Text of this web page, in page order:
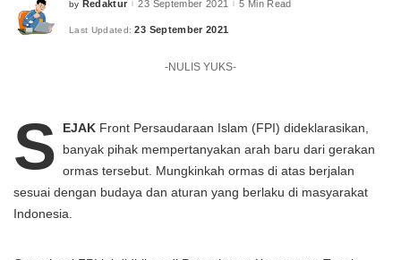
Posted
by Redaktur 23 September 2021 5 Min Read
Last Updated: 23 September 2021
-NULIS YUKS-
S EJAK Front Persaudaraan Islam (FPI) dideklarasikan,
banyak pihak mempertanyakan arah baru dari gerakan
ormas tersebut. Mungkinkah ormas di atas berjalan
sesuai dengan budaya dan aturan yang berlaku di masyarakat
Indonesia.